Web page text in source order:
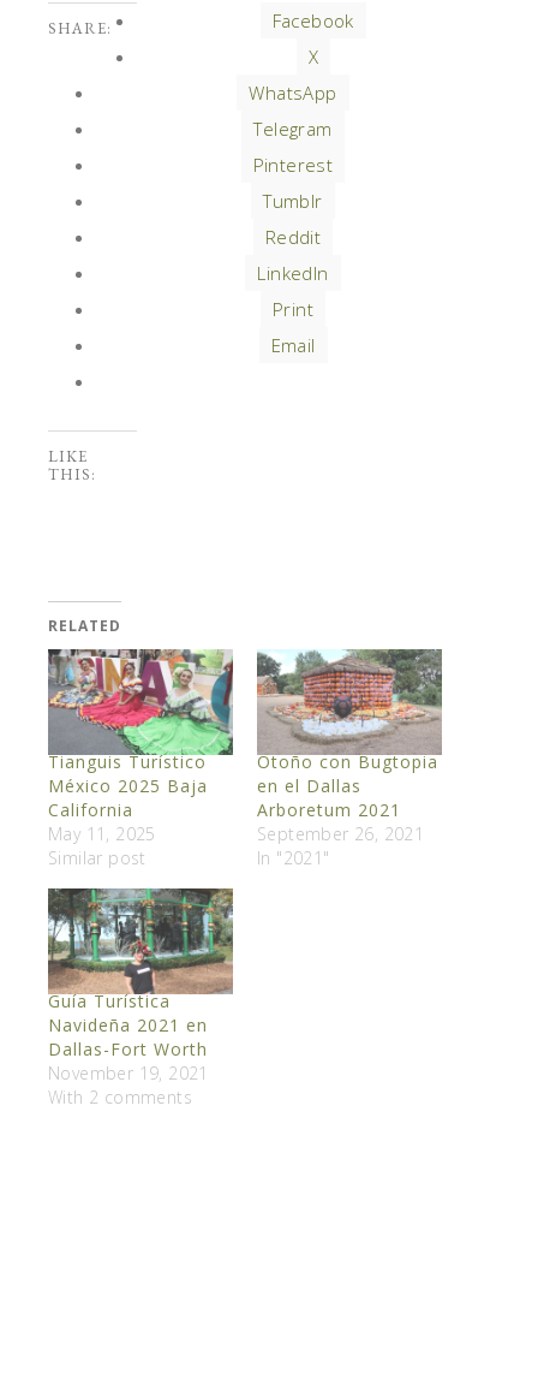
SHARE:
Facebook
X
WhatsApp
Telegram
Pinterest
Tumblr
Reddit
LinkedIn
Print
Email
LIKE
THIS:
RELATED
Tianguis Turístico
México 2025 Baja
California
May 11, 2025
Similar post
Otoño con Bugtopia
en el Dallas
Arboretum 2021
September 26, 2021
In "2021"
Guía Turística
Navideña 2021 en
Dallas-Fort Worth
November 19, 2021
With 2 comments